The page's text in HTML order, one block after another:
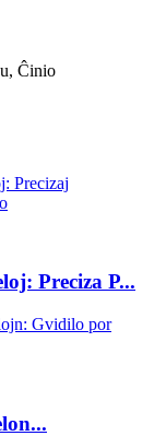
Ĉinio
Preciza P...